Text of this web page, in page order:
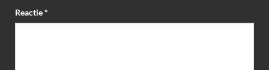
Reactie*